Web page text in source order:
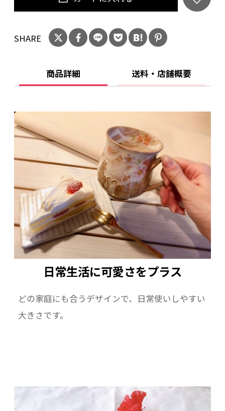
若干風合いや色合いが異なる場合がございます
ので、ご了承下さい。
電子レンジ ○
オーブン ×
使用後食器は汚れを落とし、よく乾燥させてか
ら収納して下さい。
ーーーーーーーーーーーーーーーーーーーー
素材：陶器 京焼・清水焼
SHARE
商品詳細 送料・店舗概要
日常生活に可愛さをプラス
どの家庭にも合うデザインで、日常使いしやすい
大きさです。